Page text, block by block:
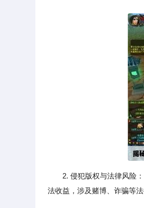
2. 侵犯版权与法律风险
法收益，涉及赌博、诈骗等